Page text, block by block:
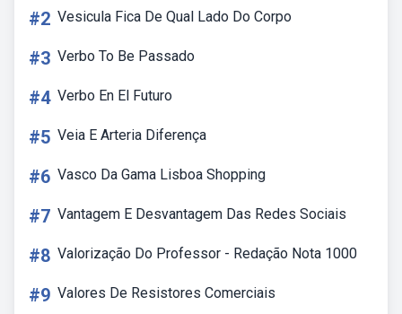
#2 Vesicula Fica De Qual Lado Do Corpo
#3 Verbo To Be Passado
#4 Verbo En El Futuro
#5 Veia E Arteria Diferença
#6 Vasco Da Gama Lisboa Shopping
#7 Vantagem E Desvantagem Das Redes Sociais
#8 Valorização Do Professor - Redação Nota 1000
#9 Valores De Resistores Comerciais